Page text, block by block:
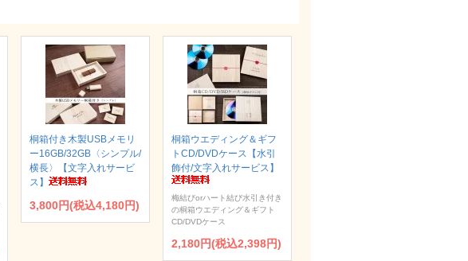
桐箱付き木製USBメモリ
ー16GB/32GB〈シンプル/
横長〉【文字入れサービ
ス】
3,800円(税込4,180円)
桐箱ウエディング＆ギフ
トCD/DVDケース【水引
飾付/文字入れサービス】
梅結びorハート結び水引き付き
の桐箱ウエディング＆ギフト
CD/DVDケース
2,180円(税込2,398円)